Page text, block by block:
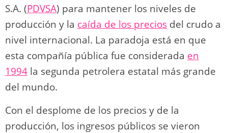
S.A. (PDVSA) para mantener los niveles de
producción y la caída de los precios del crudo a
nivel internacional. La paradoja está en que
esta compañía pública fue considerada en
1994 la segunda petrolera estatal más grande
del mundo.
Con el desplome de los precios y de la
producción, los ingresos públicos se vieron